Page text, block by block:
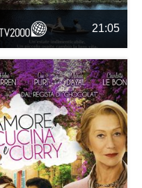
21:05